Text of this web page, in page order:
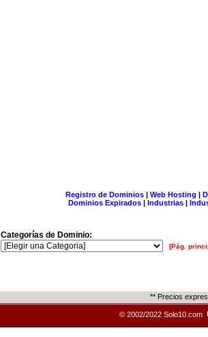
Registro de Dominios| Web Hosting |
Dominios Expirados | Industrias |
Categorías de Dominio:
[Pág.
** Precios
© 2002/2022 Solo10.com